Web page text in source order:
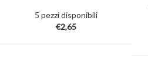
5 pezzi disponibili
€2,65